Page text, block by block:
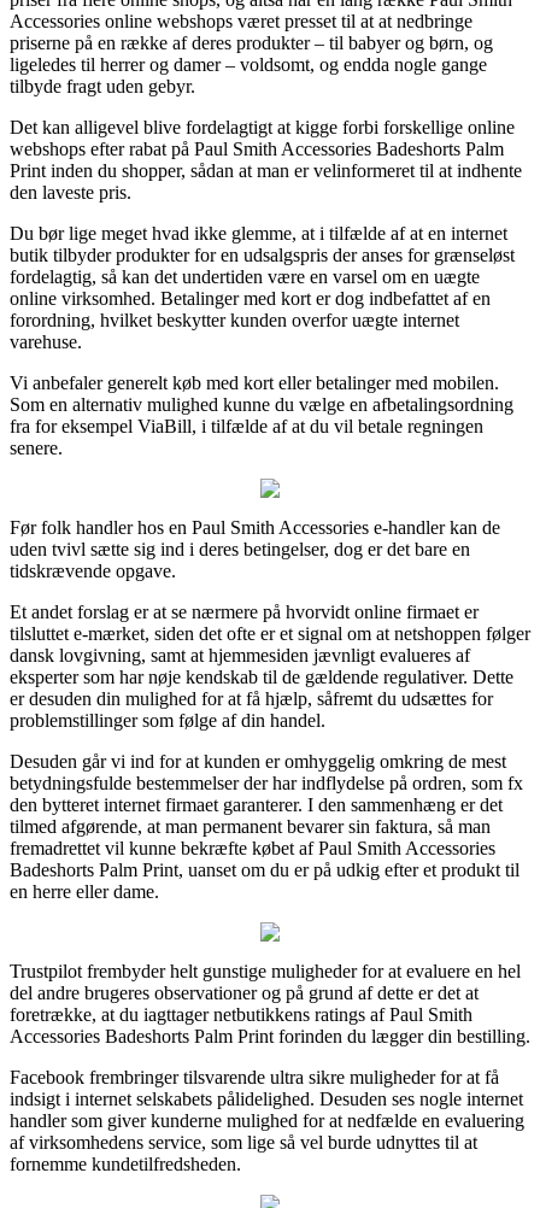
Accessories online webshops været presset til at at nedbringe
priserne på en række af deres produkter – til babyer og børn, og
ligeledes til herrer og damer – voldsomt, og endda nogle gange
tilbyde fragt uden gebyr.
Det kan alligevel blive fordelagtigt at kigge forbi forskellige online
webshops efter rabat på Paul Smith Accessories Badeshorts Palm
Print inden du shopper, sådan at man er velinformeret til at indhente
den laveste pris.
Du bør lige meget hvad ikke glemme, at i tilfælde af at en internet
butik tilbyder produkter for en udsalgspris der anses for grænseløst
fordelagtig, så kan det undertiden være en varsel om en uægte
online virksomhed. Betalinger med kort er dog indbefattet af en
forordning, hvilket beskytter kunden overfor uægte internet
varehuse.
Vi anbefaler generelt køb med kort eller betalinger med mobilen.
Som en alternativ mulighed kunne du vælge en afbetalingsordning
fra for eksempel ViaBill, i tilfælde af at du vil betale regningen
senere.
Før folk handler hos en Paul Smith Accessories e-handler kan de
uden tvivl sætte sig ind i deres betingelser, dog er det bare en
tidskrævende opgave.
Et andet forslag er at se nærmere på hvorvidt online firmaet er
tilsluttet e-mærket, siden det ofte er et signal om at netshoppen følger
dansk lovgivning, samt at hjemmesiden jævnligt evalueres af
eksperter som har nøje kendskab til de gældende regulativer. Dette
er desuden din mulighed for at få hjælp, såfremt du udsættes for
problemstillinger som følge af din handel.
Desuden går vi ind for at kunden er omhyggelig omkring de mest
betydningsfulde bestemmelser der har indflydelse på ordren, som fx
den bytteret internet firmaet garanterer. I den sammenhæng er det
tilmed afgørende, at man permanent bevarer sin faktura, så man
fremadrettet vil kunne bekræfte købet af Paul Smith Accessories
Badeshorts Palm Print, uanset om du er på udkig efter et produkt til
en herre eller dame.
Trustpilot frembyder helt gunstige muligheder for at evaluere en hel
del andre brugeres observationer og på grund af dette er det at
foretrække, at du iagttager netbutikkens ratings af Paul Smith
Accessories Badeshorts Palm Print forinden du lægger din bestilling.
Facebook frembringer tilsvarende ultra sikre muligheder for at få
indsigt i internet selskabets pålidelighed. Desuden ses nogle internet
handler som giver kunderne mulighed for at nedfælde en evaluering
af virksomhedens service, som lige så vel burde udnyttes til at
fornemme kundetilfredsheden.